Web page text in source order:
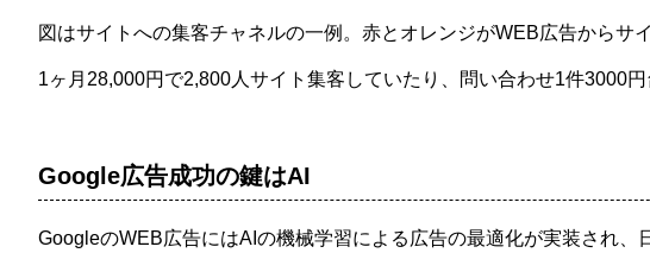
図はサイトへの集客チャネルの一例。赤とオレンジがWEB広告から
1ヶ月28,000円で2,800人サイト集客していたり、問い合わせ1件3000
Google広告成功の鍵はAI
GoogleのWEB広告にはAIの機械学習による広告の最適化が実装され、